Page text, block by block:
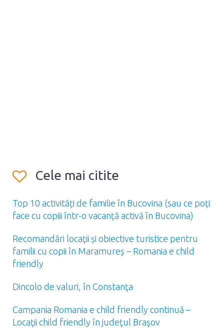
Cele mai citite
Top 10 activități de familie în Bucovina (sau ce poți
face cu copiii într-o vacanță activă în Bucovina)
Recomandări locaţii și obiective turistice pentru
familii cu copii în Maramureș – Romania e child
friendly
Dincolo de valuri, în Constanţa
Campania Romania e child friendly continuă –
Locaţii child friendly în judeţul Braşov